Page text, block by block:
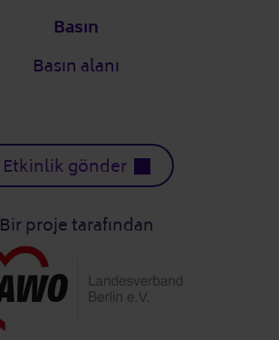
Basın
Basın alanı
Etkinlik gönder
Bir proje tarafından